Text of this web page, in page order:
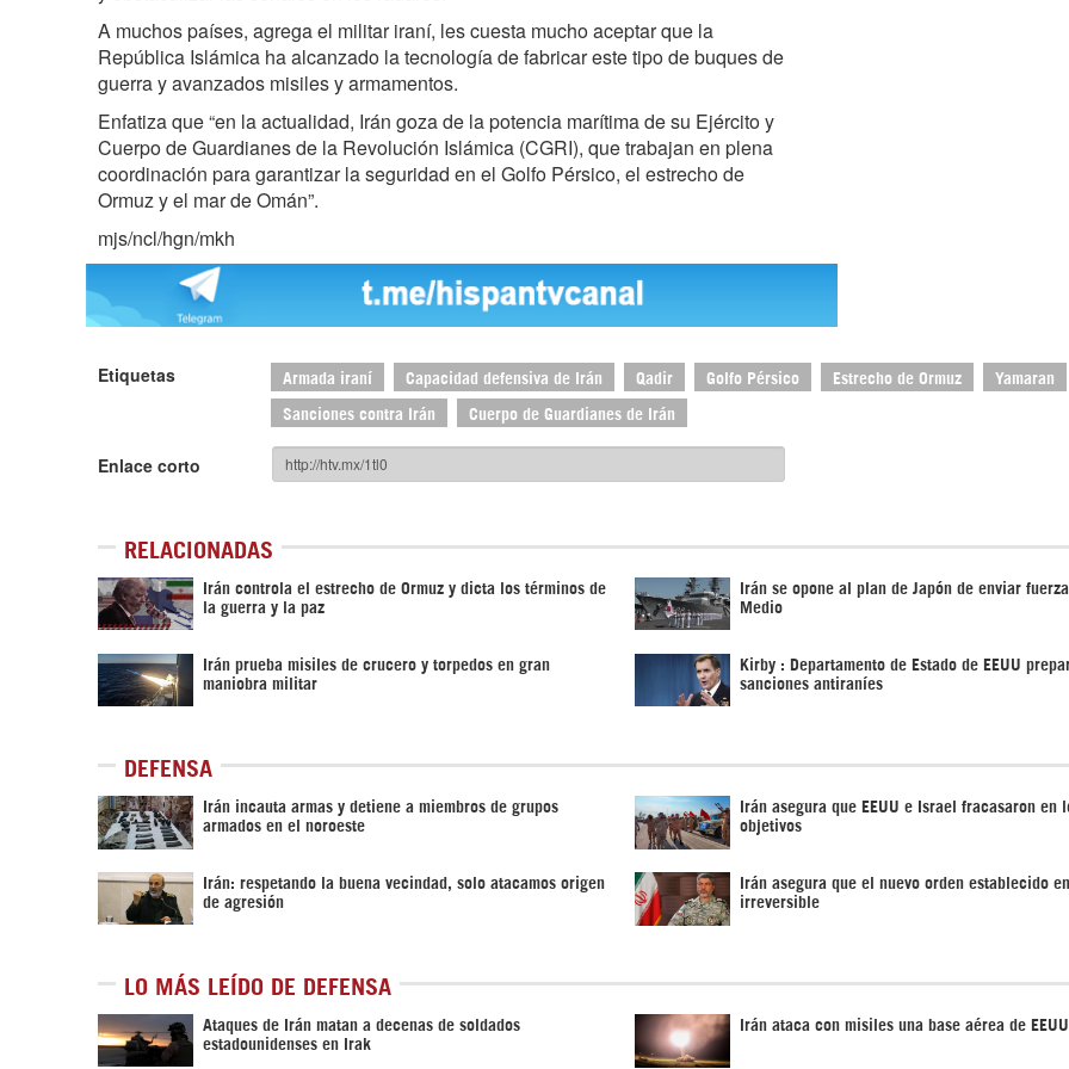
A muchos países, agrega el militar iraní, les cuesta mucho aceptar que la
República Islámica ha alcanzado la tecnología de fabricar este tipo de buques de
guerra y avanzados misiles y armamentos.
Enfatiza que “en la actualidad, Irán goza de la potencia marítima de su Ejército y
Cuerpo de Guardianes de la Revolución Islámica (CGRI), que trabajan en plena
coordinación para garantizar la seguridad en el Golfo Pérsico, el estrecho de
Ormuz y el mar de Omán”.
mjs/ncl/hgn/mkh
Etiquetas Armada iraní Capacidad defensiva de Irán Qadir Golfo Pérsico Estrecho de Ormuz Yamaran
Sanciones contra Irán Cuerpo de Guardianes de Irán
Enlace corto
RELACIONADAS
Irán controla el estrecho de Ormuz y dicta los términos de
la guerra y la paz
Irán se opone al plan de Japón de enviar
Medio
Irán prueba misiles de crucero y torpedos en gran
maniobra militar
Kirby : Departamento de Estado de EEUU
sanciones antiraníes
DEFENSA
Irán incauta armas y detiene a miembros de grupos
armados en el noroeste
Irán asegura que EEUU e Israel fracasaron en
objetivos
Irán: respetando la buena vecindad, solo atacamos origen
de agresión
Irán asegura que el nuevo orden establecido
irreversible
LO MÁS LEÍDO DE DEFENSA
Ataques de Irán matan a decenas de soldados
estadounidenses en Irak
Irán ataca con misiles una base aérea de